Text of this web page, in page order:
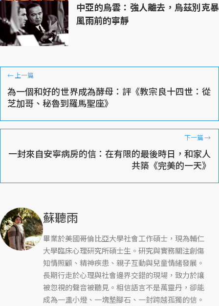
中亞的烏雲：強人離去，烏茲別克暴
風雨前的寧靜
←上一篇
為一個和好的世界成為酵母：評《教宗良十四世：從
芝加哥、秘魯到羅馬聖座》
下一篇→
一封來自安寧病房的信：在有限的最後時日，和家人
共築《完美的一天》
蘇聽雨
畢業於美國哥倫比亞大學社會工作碩士，現為輔仁
大學臨床心理研究所碩士生。研究與實務關注創傷
知情照顧、精神疾患、親子互動與兒童情緒發展。
長期行走於心理與社會邊界交錯的現場，致力於讓
被忽視的聲音被聽見。相信語言不是萬靈丹，卻能
成為一盞小燈、一塊墊腳石、一封跨越孤獨的信。